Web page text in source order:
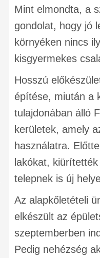
Mint elmondta, a
gondolat, hogy jó
környéken nincs
kisgyermekes
Hosszú
építése, miután a
tulajdonában álló
kerületek, amely
használatra.
lakókat,
telepnek is új
Az alapkőletételi
elkészült az
szeptemberben
Pedig nehézség